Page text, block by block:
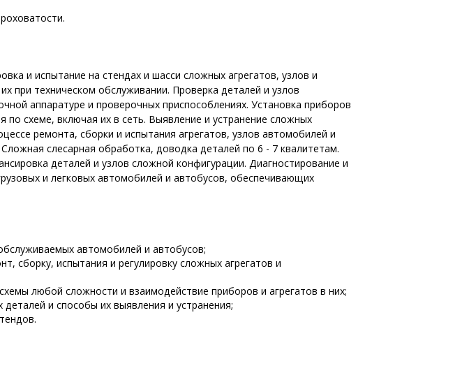
и испытание на стендах и шасси сложных агрегатов, узлов и
при техническом обслуживании. Проверка деталей и узлов
аппаратуре и проверочных приспособлениях. Установка приборов
по схеме, включая их в сеть. Выявление и устранение сложных
ремонта, сборки и испытания агрегатов, узлов автомобилей и
слесарная обработка, доводка деталей по 6 - 7 квалитетам.
деталей и узлов сложной конфигурации. Диагностирование и
и легковых автомобилей и автобусов, обеспечивающих
автомобилей и автобусов;
сборку, испытания и регулировку сложных агрегатов и
любой сложности и взаимодействие приборов и агрегатов в них;
и способы их выявления и устранения;